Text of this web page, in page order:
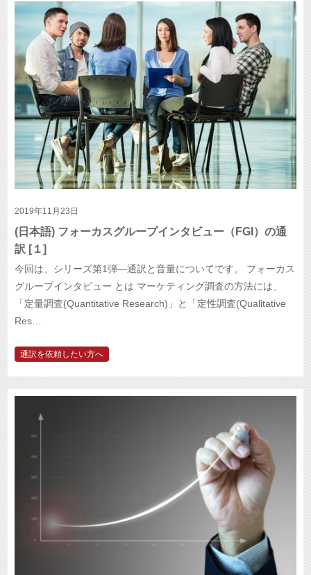
2019年11月23日
(日本語) フォーカスグループインタビュー（FGI）の通
訳 [１]
今回は、シリーズ第1弾—通訳と音量についてです。 フォーカス
グループインタビュー とは マーケティング調査の方法には、
「定量調査(Quantitative Research)」と「定性調査(Qualitative
Res…
通訳を依頼したい方へ